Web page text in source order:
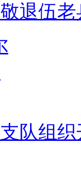
退伍老
队组